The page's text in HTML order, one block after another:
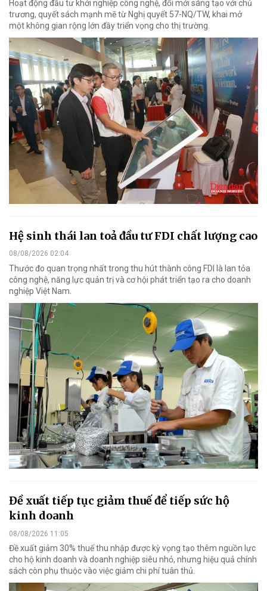
Hoạt động đầu tư khởi nghiệp công nghệ, đổi mới sáng tạo với chủ
trương, quyết sách mạnh mẽ từ Nghị quyết 57-NQ/TW, khai mở
một không gian rộng lớn đầy triển vọng cho thị trường.
Hệ sinh thái lan toả đầu tư FDI chất lượng cao
08/08/2026 02:04
Thước đo quan trọng nhất trong thu hút thành công FDI là lan tỏa
công nghệ, năng lực quản trị và cơ hội phát triển tạo ra cho doanh
nghiệp Việt Nam.
Đề xuất tiếp tục giảm thuế để tiếp sức hộ
kinh doanh
08/08/2026 11:05
Đề xuất giảm 30% thuế thu nhập được kỳ vọng tạo thêm nguồn lực
cho hộ kinh doanh và doanh nghiệp siêu nhỏ, nhưng hiệu quả chính
sách còn phụ thuộc vào việc giảm chi phí tuân thủ.